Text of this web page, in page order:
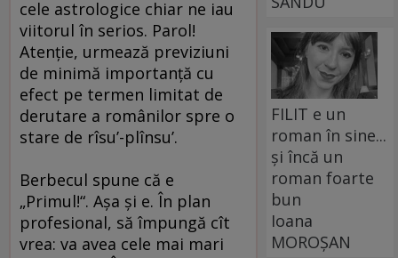
cele astrologice chiar ne iau
viitorul în serios. Parol!
Atenţie, urmează previziuni
de minimă importanţă cu
efect pe termen limitat de
derutare a românilor spre o
stare de rîsu’-plînsu’.
Berbecul spune că e
„Primul!“. Aşa şi e. În plan
profesional, să împungă cît
vrea: va avea cele mai mari
FILIT e un
roman în sine...
și încă un
roman foarte
bun
Ioana
MOROȘAN